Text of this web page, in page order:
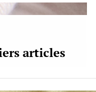
articles